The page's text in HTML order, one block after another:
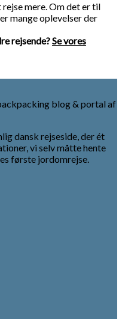
mere. Om det er til
mange oplevelser der
rejsende?Se vores
blog & portal af
dansk rejseside, der ét
vi selv måtte hente
første jordomrejse.